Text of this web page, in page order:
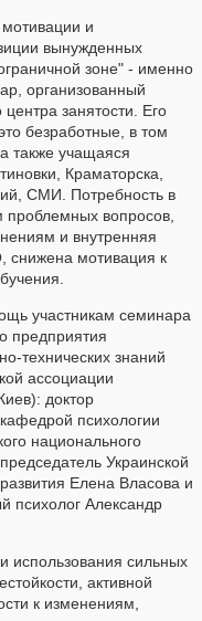
и
вынужденных
зоне" - именно
организованный
занятости. Его
безработные, в том
также учащаяся
Краматорска,
СМИ. Потребность в
вопросов,
и внутренняя
снижена мотивация к
участникам семинара
предприятия
технических знаний
ассоциации
доктор
психологии
национального
Украинской
Елена Власова и
психолог Александр
использования сильных
активной
к изменениям,